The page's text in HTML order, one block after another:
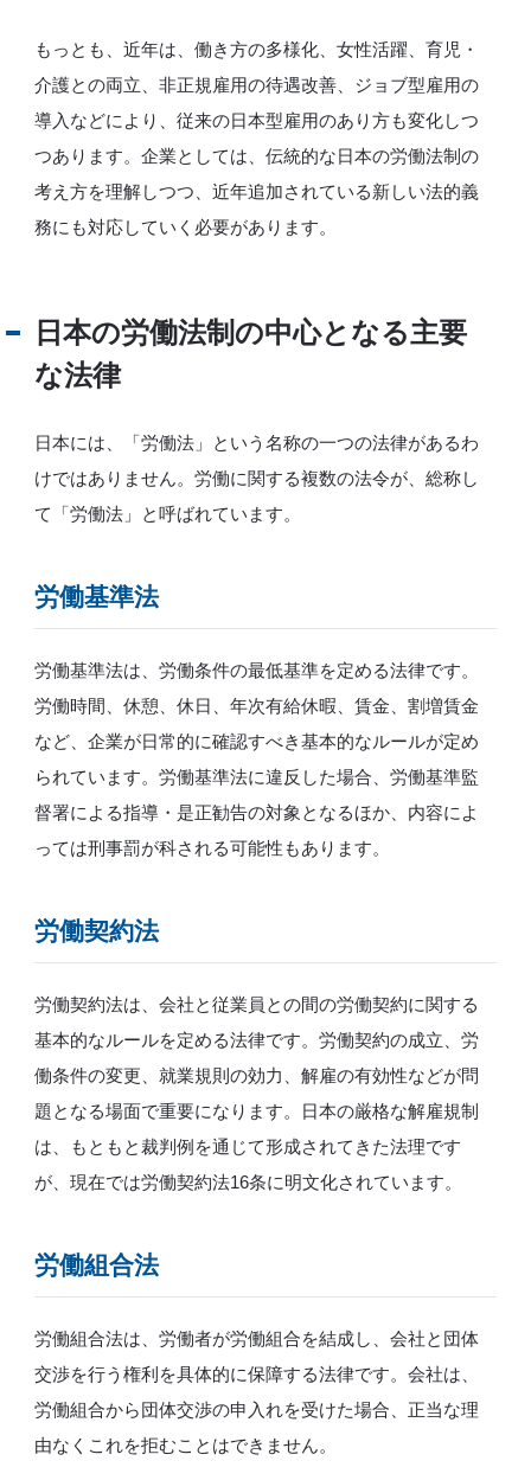
もっとも、近年は、働き方の多様化、女性活躍、育児・
介護との両立、非正規雇用の待遇改善、ジョブ型雇用の
導入などにより、従来の日本型雇用のあり方も変化しつ
つあります。企業としては、伝統的な日本の労働法制の
考え方を理解しつつ、近年追加されている新しい法的義
務にも対応していく必要があります。
日本の労働法制の中心となる主要
な法律
日本には、「労働法」という名称の一つの法律があるわ
けではありません。労働に関する複数の法令が、総称し
て「労働法」と呼ばれています。
労働基準法
労働基準法は、労働条件の最低基準を定める法律です。
労働時間、休憩、休日、年次有給休暇、賃金、割増賃金
など、企業が日常的に確認すべき基本的なルールが定め
られています。労働基準法に違反した場合、労働基準監
督署による指導・是正勧告の対象となるほか、内容によ
っては刑事罰が科される可能性もあります。
労働契約法
労働契約法は、会社と従業員との間の労働契約に関する
基本的なルールを定める法律です。労働契約の成立、労
働条件の変更、就業規則の効力、解雇の有効性などが問
題となる場面で重要になります。日本の厳格な解雇規制
は、もともと裁判例を通じて形成されてきた法理です
が、現在では労働契約法16条に明文化されています。
労働組合法
労働組合法は、労働者が労働組合を結成し、会社と団体
交渉を行う権利を具体的に保障する法律です。会社は、
労働組合から団体交渉の申入れを受けた場合、正当な理
由なくこれを拒むことはできません。